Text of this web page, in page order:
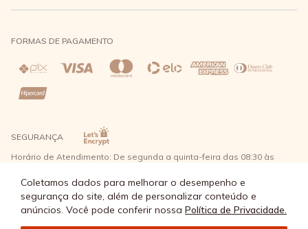
Coletamos dados para melhorar o desempenho e
segurança do site, além de personalizar conteúdo e
anúncios. Você pode conferir nossa Política de Privacidade.
Trocas e Devoluções
Direito de Arrependimento
Política de Privacidade
FORMAS DE PAGAMENTO
SEGURANÇA
Horário de Atendimento: De segunda a quinta-feira das 08:30 às
nível 2 - Bairro Capuava Mauá - São Paulo, CEP: 09380-115 - Água
Doce Comércio de Roupas e Acessórios Ltda - CNPJ: 57.484.768/0064-
© Água Doce 2026 - Todos os direitos reservados